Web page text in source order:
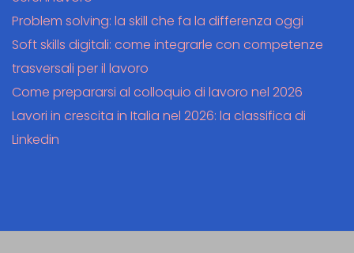
Problem solving: la skill che fa la differenza oggi
Soft skills digitali: come integrarle con competenze
trasversali per il lavoro
Come prepararsi al colloquio di lavoro nel 2026
Lavori in crescita in Italia nel 2026: la classifica di
Linkedin